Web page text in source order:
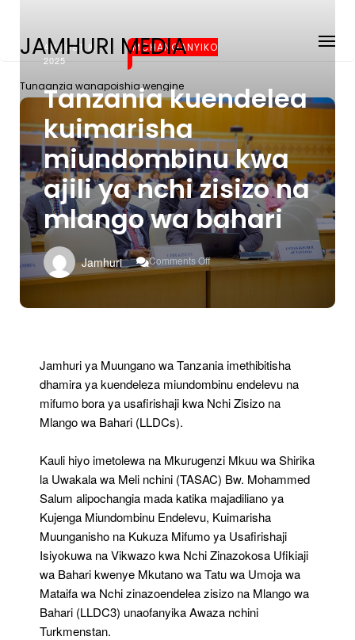
JAMHURI MEDIA
Tunaanzia wanapoishia wengine
AUGUST 8,
2025
MCHANGANYIKO
Tanzania kuendelea
kuimarisha
miundombinu kwa
ajili ya nchi zisizo na
mlango wa bahari
Jamhuri Comments Off
Tanzania
Ya
Nchi
Zisizo
Na
Jamhuri ya Muungano wa Tanzania imethibitisha
dhamira ya kuendeleza miundombinu endelevu na
mifumo bora ya usafirishaji kwa Nchi Zisizo na
Mlango wa Bahari (LLDCs).
Kauli hiyo imetolewa na Mkurugenzi Mkuu wa Shirika
la Uwakala wa Meli nchini (TASAC) Bw. Mohammed
Salum alipochangia mada katika majadiliano ya
Kujenga Miundombinu Endelevu, Kuimarisha
Muunganisho na Kukuza Mifumo ya Usafirishaji
Isiyokuwa na Vikwazo kwa Nchi Zinazokosa Ufikiaji
wa Bahari kwenye Mkutano wa Tatu wa Umoja wa
Mataifa wa Nchi zinazoendelea zisizo na Mlango wa
Bahari (LLDC3) unaofanyika Awaza nchini
Turkmenstan.